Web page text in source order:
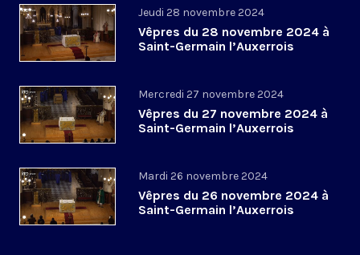
Jeudi 28 novembre 2024
Vêpres du 28 novembre 2024 à
Saint-Germain l’Auxerrois
Mercredi 27 novembre 2024
Vêpres du 27 novembre 2024 à
Saint-Germain l’Auxerrois
Mardi 26 novembre 2024
Vêpres du 26 novembre 2024 à
Saint-Germain l’Auxerrois